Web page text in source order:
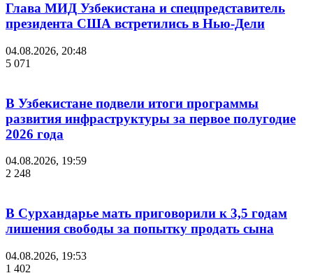
Глава МИД Узбекистана и спецпредставитель
президента США встретились в Нью-Дели
04.08.2026, 20:48
5 071
В Узбекистане подвели итоги программы
развития инфраструктуры за первое полугодие
2026 года
04.08.2026, 19:59
2 248
В Сурхандарье мать приговорили к 3,5 годам
лишения свободы за попытку продать сына
04.08.2026, 19:53
1 402